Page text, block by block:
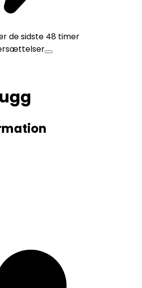
de sidste 48 timer